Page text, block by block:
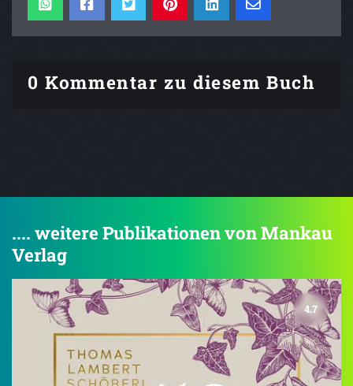
0 Kommentar zu diesem Buch
.... weitere Publikationen von Mankau
Verlag
4.7